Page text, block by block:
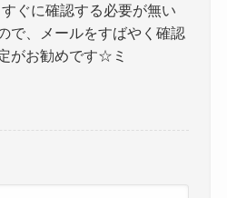
ぐに確認する必要が無い
で、メールをすばやく確認
がお勧めです☆ミ